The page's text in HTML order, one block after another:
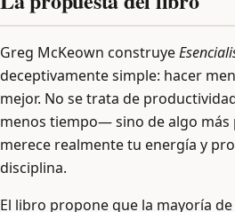
Greg McKeown construye
deceptivamente simple: hacer
mejor. No se trata de
menos tiempo— sino de algo
merece realmente tu energía y
disciplina.
El libro propone que la mayoría